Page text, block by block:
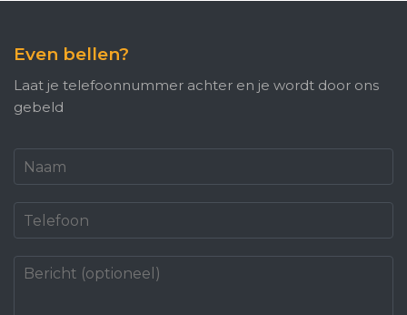
Even bellen?
Laat je telefoonnummer achter en je wordt door ons
gebeld